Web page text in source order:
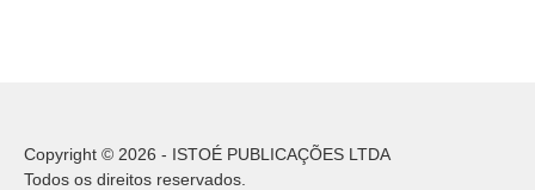
Copyright © 2026 - ISTOÉ PUBLICAÇÕES LTDA
Todos os direitos reservados.